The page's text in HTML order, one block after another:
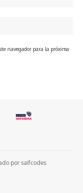
navegador para la próxima
por saifcodes